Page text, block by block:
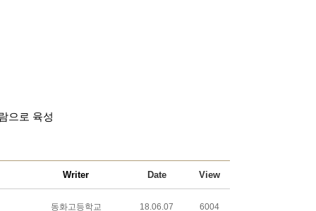
으로 육성
Writer Date View
동화고등학교 18.06.07 6004